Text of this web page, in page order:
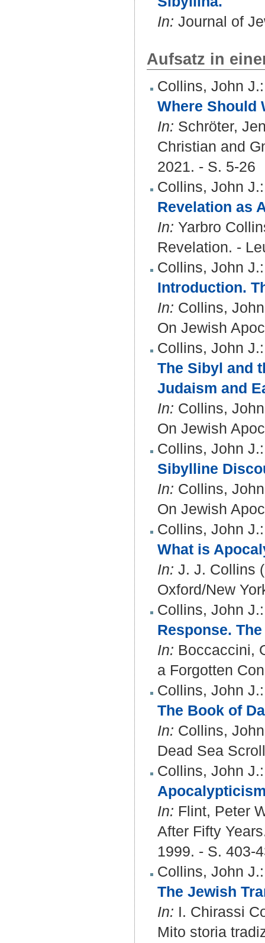
In: Journal of
Aufsatz in
Collins, John J.:
Where Should
In: Schröter,
Christian and
2021. - S. 5-26
Collins, John J.:
Revelation as
In: Yarbro
Revelation. -
Collins, John J.:
Introduction.
In: Collins,
On Jewish
Collins, John J.:
The Sibyl and
Judaism and
In: Collins,
On Jewish
Collins, John J.:
Sibylline
In: Collins,
On Jewish
Collins, John J.:
What is
In: J. J. Collins
Oxford/New
Collins, John J.:
Response.
In: Boccaccini,
a Forgotten
Collins, John J.:
The Book of
In: Collins,
Dead Sea
Collins, John J.:
In: Flint, Peter
After Fifty
1999. - S. 403-
Collins, John J.:
The Jewish
In: I. Chirassi
Mito storia